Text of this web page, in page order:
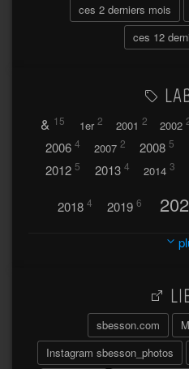
ces 2 derniers mois
ces 12
& 15 1er 2 2001 2 2002
2006 4 2007 2 2008 5
2012 5 2013 4 2014 3
2018 4 2019 6
A travers l'hublot
Açores
sbesson.com
Instagram sbesson_photos